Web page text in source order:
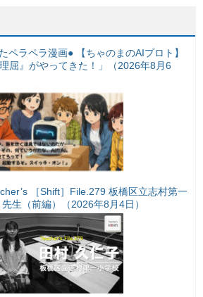
ペラペラ漫画● 【ちゃのまのAIプロト】
屈』がやってきた！」（2026年8月6
［Shift］File.279 板橋区立志村第一
生（前編）（2026年8月4日）